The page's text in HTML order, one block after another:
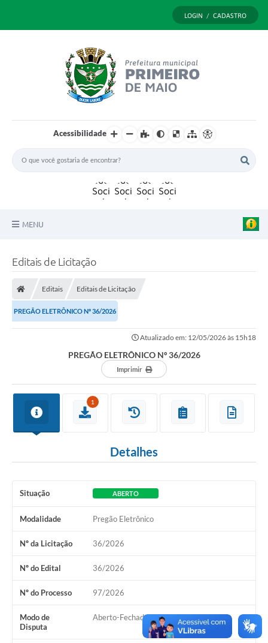
LOGIN / CADASTRO
Acessibilidade
MENU
Secretarias
Imprensa
Plano Diretor
Contratos
Intranet
Emails da Prefeitura
Ouvidoria
Audiências Públicas
Arquivos para Download
Editais de Licitação
Editais Editais de Licitação
PREGÃO ELETRÔNICO Nº 36/2026
Atualizado em: 12/05/2026 às 15h18
PREGÃO ELETRÔNICO Nº 36/2026
Imprimir
1
Detalhes
Situação ABERTO
Modalidade Pregão Eletrônico
Nº da Licitação 36/2026
Nº do Edital 36/2026
Nº do Processo 97/2026
Modo de
Disputa
Aberto-Fechado